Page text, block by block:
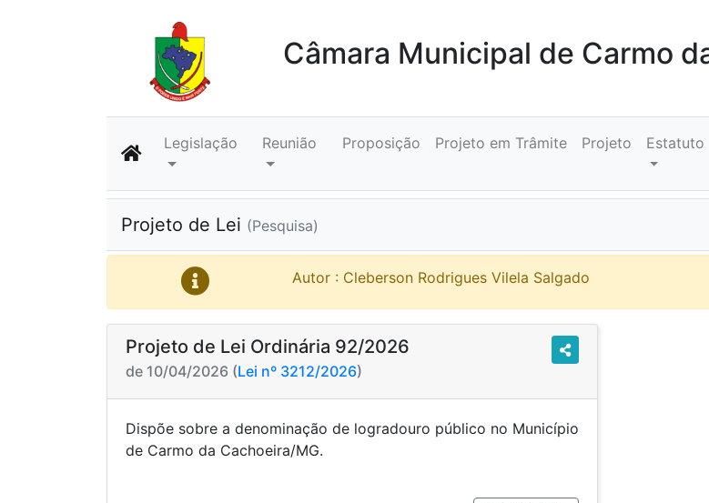
Câmara Municipal de Carmo
Legislação Reunião Proposição Projeto em Trâmite Projeto Estatuto
Projeto de Lei (Pesquisa)
Autor : Cleberson Rodrigues Vilela Salgado
Projeto de Lei Ordinária 92/2026
de 10/04/2026 (Lei nº 3212/2026)
Dispõe sobre a denominação de logradouro público no Município
de Carmo da Cachoeira/MG.